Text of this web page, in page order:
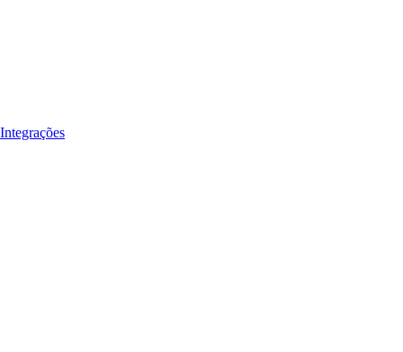
Integrações